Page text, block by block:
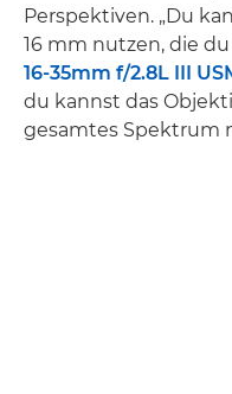
Perspektiven. „Du
16 mm nutzen, die
16-35mm f/2.8L III
du kannst das
gesamtes Spektrum